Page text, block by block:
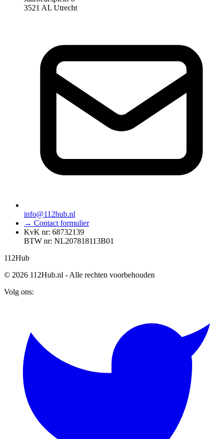
3521 AL Utrecht
info@112hub.nl
→ Contact formulier
KvK nr: 68732139
BTW nr: NL207818113B01
112Hub
© 2026 112Hub.nl - Alle rechten voorbehouden
Volg ons: